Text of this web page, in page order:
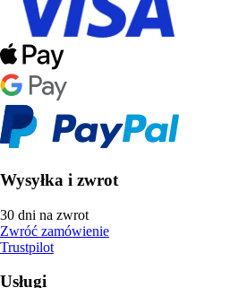
Wysyłka i zwrot
30 dni na zwrot
Zwróć zamówienie
Trustpilot
Usługi